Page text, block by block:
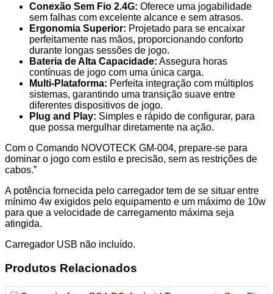
Conexão Sem Fio 2.4G: Oferece uma jogabilidade
sem falhas com excelente alcance e sem atrasos.
Ergonomia Superior: Projetado para se encaixar
perfeitamente nas mãos, proporcionando conforto
durante longas sessões de jogo.
Bateria de Alta Capacidade: Assegura horas
contínuas de jogo com uma única carga.
Multi-Plataforma: Perfeita integração com múltiplos
sistemas, garantindo uma transição suave entre
diferentes dispositivos de jogo.
Plug and Play: Simples e rápido de configurar, para
que possa mergulhar diretamente na ação.
Com o Comando NOVOTECK GM-004, prepare-se para
dominar o jogo com estilo e precisão, sem as restrições de
cabos.”
A potência fornecida pelo carregador tem de se situar entre
mínimo 4w exigidos pelo equipamento e um máximo de 10w
para que a velocidade de carregamento máxima seja
atingida.
Carregador USB não incluído.
Produtos Relacionados